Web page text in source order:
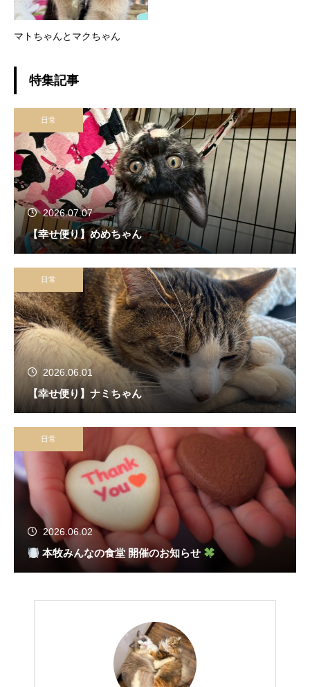
マトちゃんとマクちゃん
特集記事
日常
2026.07.07
【幸せ便り】めめちゃん
日常
2026.06.01
【幸せ便り】ナミちゃん
日常
2026.06.02
本牧みんなの食堂 開催のお知らせ